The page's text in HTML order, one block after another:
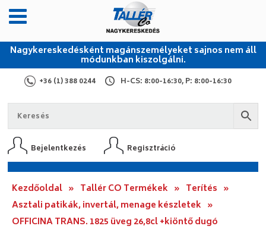
Nagykereskedésként magánszemélyeket sajnos nem áll
módunkban kiszolgálni.
+36 (1) 388 0244 H-CS: 8:00-16:30, P: 8:00-16:30
Bejelentkezés Regisztráció
Kezdőoldal » Tallér CO Termékek » Terítés »
Asztali patikák, invertál, menage készletek »
OFFICINA TRANS. 1825 üveg 26,8cl +kiöntő dugó